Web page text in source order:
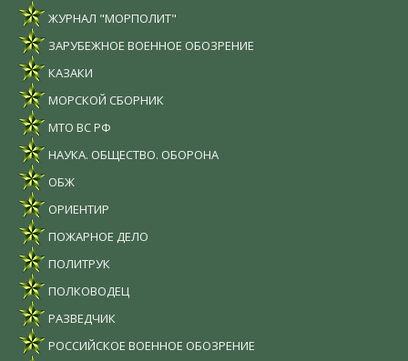
ЖУРНАЛ "МОРПОЛИТ"
ЗАРУБЕЖНОЕ ВОЕННОЕ ОБОЗРЕНИЕ
КАЗАКИ
МОРСКОЙ СБОРНИК
МТО ВС РФ
НАУКА. ОБЩЕСТВО. ОБОРОНА
ОБЖ
ОРИЕНТИР
ПОЖАРНОЕ ДЕЛО
ПОЛИТРУК
ПОЛКОВОДЕЦ
РАЗВЕДЧИК
РОССИЙСКОЕ ВОЕННОЕ ОБОЗРЕНИЕ